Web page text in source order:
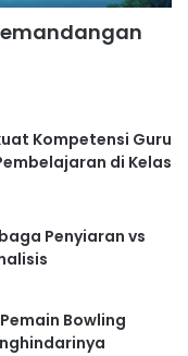
Kompetensi Guru
di Kelas
Penyiaran vs
Bowling